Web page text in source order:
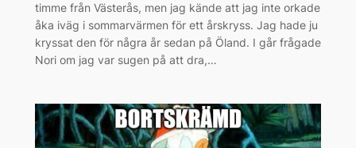
timme från Västerås, men jag kände att jag inte orkade
åka iväg i sommarvärmen för ett årskryss. Jag hade ju
kryssat den för några år sedan på Öland. I går frågade
Nori om jag var sugen på att dra,…